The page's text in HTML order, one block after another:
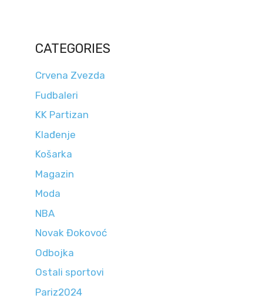
CATEGORIES
Crvena Zvezda
Fudbaleri
KK Partizan
Klađenje
Košarka
Magazin
Moda
NBA
Novak Đokovoć
Odbojka
Ostali sportovi
Pariz2024